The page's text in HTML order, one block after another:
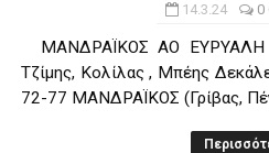
Γ΄ανδρών play offs : "Σκληρό"
Play off B εφήβων Β φάση Στο
14.3.24 0
ΜΑΝΔΡΑΪΚΟΣ ΑΟ ΕΥΡΥΑΛΗ
Τζίμης, Κολίλας , Μπέης
72-77 ΜΑΝΔΡΑΪΚΟΣ (Γρίβας,